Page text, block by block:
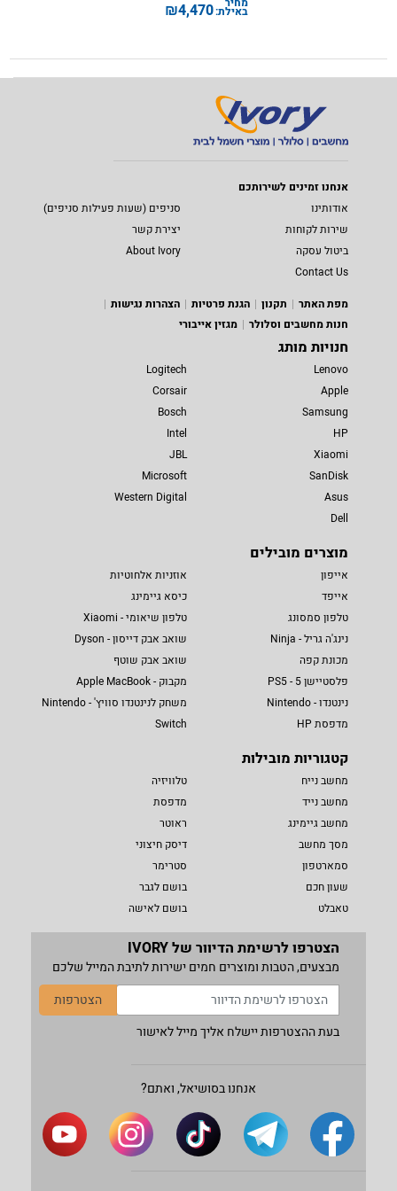
באילת:4,470
₪
אנחנו זמינים לשירותכם
אודותינו
סניפים (שעות פעילות סניפים)
שירות לקוחות
יצירת קשר
ביטול עסקה
About Ivory
Contact Us
מפת האתר
תקנון הגנת פרטיות
הצהרות נגישות
חנות מחשבים וסלולר
מגזין אייבורי
חנויות מותג
Lenovo
Apple
Samsung
HP
Xiaomi
SanDisk
Asus
Dell
Logitech
Corsair
Bosch
Intel
JBL
Microsoft
Western Digital
מוצרים מובילים
אייפון
אייפד
טלפון סמסונג
נינג'ה גריל - Ninja
מכונת קפה
פלסטיישן 5 - PS5
נינטנדו - Nintendo
מדפסת HP
אוזניות אלחוטיות
כיסא גיימינג
טלפון שיאומי - Xiaomi
שואב אבק דייסון - Dyson
שואב אבק שוטף
מקבוק - Apple MacBook
משחק לנינטנדו סוויץ' - Nintendo
Switch
קטגוריות מובילות
מחשב נייח
מחשב נייד
מחשב גיימינג
מסך מחשב
סמארטפון
שעון חכם
טאבלט
טלוויזיה
מדפסת
ראוטר
דיסק חיצוני
סטרימר
בושם לגבר
בושם לאישה
הצטרפו לרשימת הדיוור של IVORY
מבצעים, הטבות ומוצרים חמים ישירות לתיבת המייל שלכם
הצטרפות
בעת ההצטרפות יישלח אליך מייל לאישור
אנחנו בסושיאל, ואתם?